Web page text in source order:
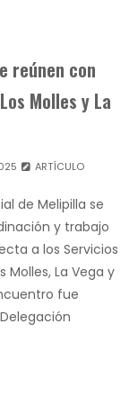
reúnen con
Molles y La
ARTÍCULO
de Melipilla se
y trabajo
a los Servicios
Molles, La Vega y
fue